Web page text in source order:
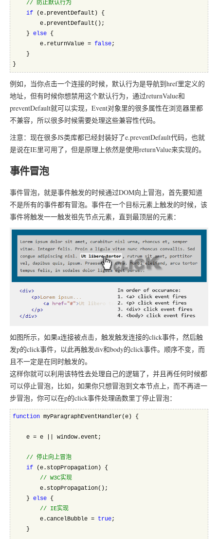
// 防止默认行为
if (e.preventDefault) {
        e.preventDefault();
    }
else {
        e.returnValue =
false;
    }
}
例如，当你点击一个连接的时候，默认行为是导航到href里定义的
地址，但有时候你想禁用这个默认行为，通过returnValue和
preventDefault就可以实现，Event对象里的很多属性在浏览器里都
不兼容，所以很多时候需要处理这些兼容性代码。
注意：现在很多JS类库都已经封装好了e.preventDefault代码，也就
是说在IE里可用了，但是原理上依然是使用returnValue来实现的。
事件冒泡
事件冒泡，就是事件触发的时候通过DOM向上冒泡，首先要知道
不是所有的事件都有冒泡。事件在一个目标元素上触发的时候，该
事件将触发一一触发祖先节点元素，直到最顶层的元素：
如图所示，如果a连接被点击，触发触发连接的click事件，然后触
发p的click事件，以此再触发div和body的click事件。顺序不变，而
且不一定是在同时触发的。
这样你就可以利用该特性去处理自己的逻辑了，并且再任何时候都
可以停止冒泡，比如，如果你只想冒泡到文本节点上，而不再进一
步冒泡，你可以在p的click事件处理函数里丁停止冒泡：
function myParagraphEventHandler(e) {
    e = e || window.event;
// 停止向上冒泡
if (e.stopPropagation) {
// W3C实现
        e.stopPropagation();
    }
else {
// IE实现
        e.cancelBubble =
true;
    }